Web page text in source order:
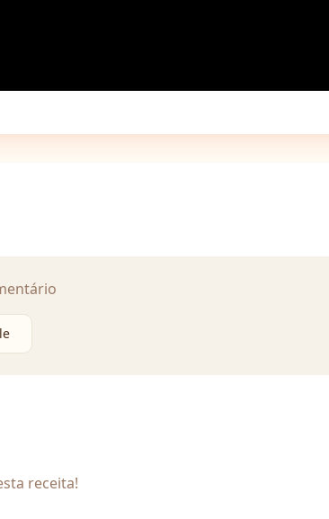
receita!